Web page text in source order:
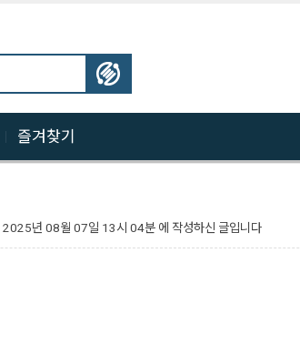
즐겨찾기
2025년 08월 07일 13시 04분 에 작성하신 글입니다